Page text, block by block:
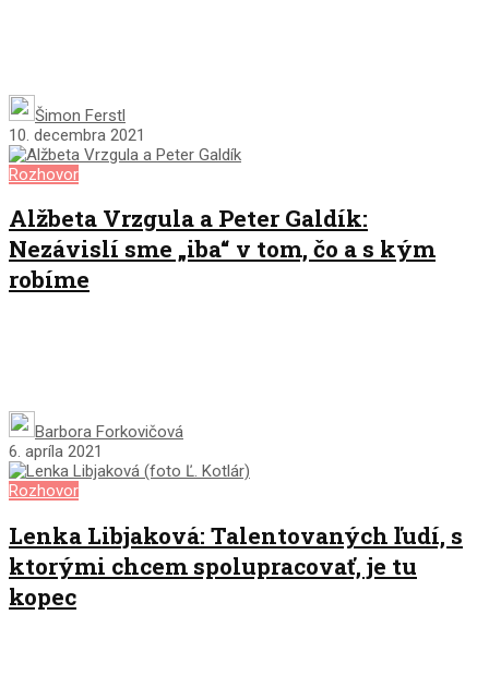
Šimon Ferstl
10. decembra 2021
Rozhovor
Alžbeta Vrzgula a Peter Galdík:
Nezávislí sme „iba“ v tom, čo a s kým
robíme
Barbora Forkovičová
6. apríla 2021
Rozhovor
Lenka Libjaková: Talentovaných ľudí, s
ktorými chcem spolupracovať, je tu
kopec